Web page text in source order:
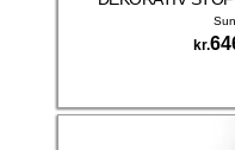
kr.